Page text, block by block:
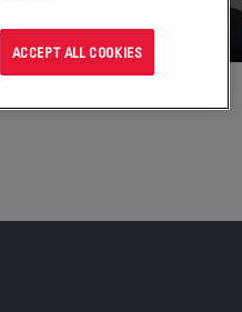
ACCEPT ALL COOKIES